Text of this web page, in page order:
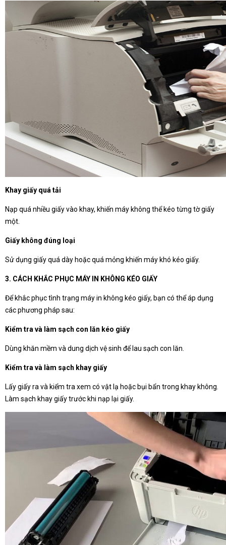
Khay giấy quá tải
Nạp quá nhiều giấy vào khay, khiến máy không thể kéo từng tờ giấy
một.
Giấy không đúng loại
Sử dụng giấy quá dày hoặc quá mỏng khiến máy khó kéo giấy.
3. CÁCH KHẮC PHỤC MÁY IN KHÔNG KÉO GIẤY
Để khắc phục tình trạng máy in không kéo giấy, bạn có thể áp dụng
các phương pháp sau:
Kiểm tra và làm sạch con lăn kéo giấy
Dùng khăn mềm và dung dịch vệ sinh để lau sạch con lăn.
Kiểm tra và làm sạch khay giấy
Lấy giấy ra và kiểm tra xem có vật lạ hoặc bụi bẩn trong khay không.
Làm sạch khay giấy trước khi nạp lại giấy.